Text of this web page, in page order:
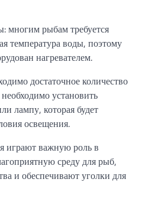
многим рыбам требуется
температура воды, поэтому
нагревателем.
достаточное количество
установить
лампу, которая будет
освещения.
играют важную роль в
среду для рыб,
и обеспечивают уголки для